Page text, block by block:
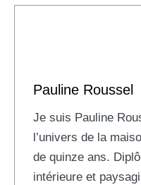
Pauline Roussel
Je suis Pauline
l’univers de la
de quinze ans.
intérieure et